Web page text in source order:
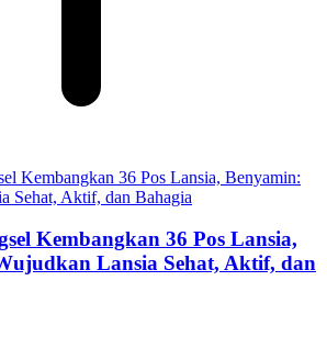
Kembangkan 36 Pos Lansia,
Lansia Sehat, Aktif, dan